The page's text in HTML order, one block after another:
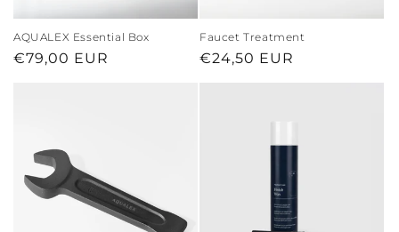
AQUALEX Essential Box
Prezzo
€79,00 EUR
Faucet Treatment
Prezzo
€24,50 EUR